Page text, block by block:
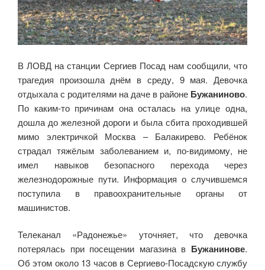
В ЛОВД на станции Сергиев Посад нам сообщили, что
трагедия произошла днём в среду, 9 мая. Девочка
отдыхала с родителями на даче в районе Бужаниново.
По каким-то причинам она осталась на улице одна,
дошла до железной дороги и была сбита проходившей
мимо электричкой Москва – Балакирево. Ребёнок
страдал тяжёлым заболеванием и, по-видимому, не
имел навыков безопасного перехода через
железнодорожные пути. Информация о случившемся
поступила в правоохранительные органы от
машинистов.
Телеканал «Радонежье» уточняет, что девочка
потерялась при посещении магазина в Бужанинове.
Об этом около 13 часов в Сергиево-Посадскую службу